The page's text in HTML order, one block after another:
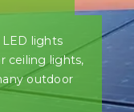
lights
ceiling lights,
outdoor